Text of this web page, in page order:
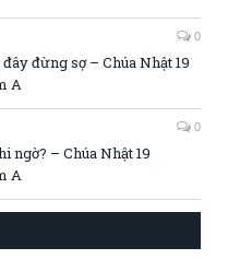
0
đừng sợ – Chúa Nhật 19
A
0
ngờ? – Chúa Nhật 19
A